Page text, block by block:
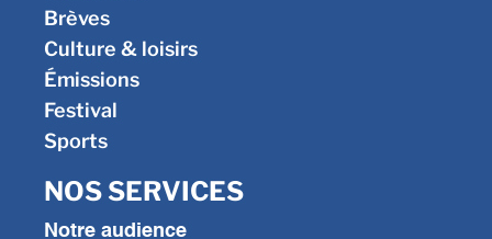
Brèves
Culture & loisirs
Émissions
Festival
Sports
NOS SERVICES
Notre audience